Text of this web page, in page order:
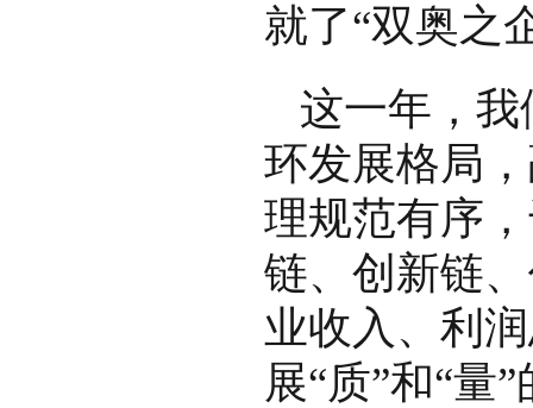
就了“双奥之
这一年，
环发展格局
理规范有序
链、创新链
业收入、利
展“质”和“量